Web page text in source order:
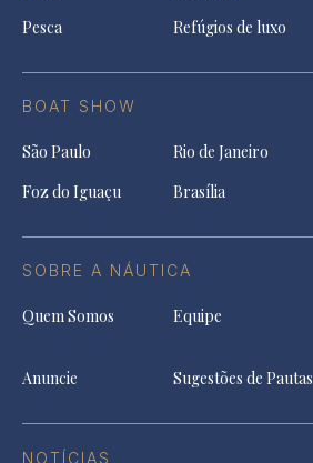
Pesca
Refúgios de luxo
BOAT SHOW
São Paulo Rio de Janeiro
Foz do Iguaçu
Brasília
SOBRE A NÁUTICA
Quem Somos Equipe
Anuncie
Sugestões de Pautas
NOTÍCIAS